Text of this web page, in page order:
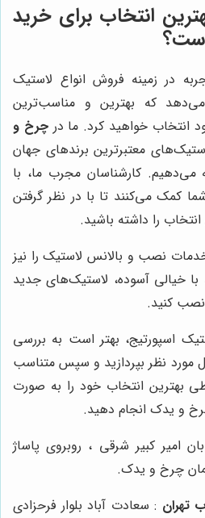
انتخاب برای خرید
در زمینه فروش انواع لاستیک
که بهترین و مناسب‌ترین
انتخاب خواهید کرد. ما درچرخ و
معتبرترین برندهای جهان
می‌دهیم. کارشناسان مجرب ما، با
کمک می‌کنند تا با در نظر گرفتن
را داشته باشید.
نصب و بالانس لاستیک را نیز
با خیالی آسوده، لاستیک‌های جدید
کنید.
اسپورتیج، بهتر است به بررسی
نظر بپردازید و سپس متناسب
بهترین انتخاب خود را به صورت
و یدک انجام دهید.
امیر کبیر شرقی ، روبروی پاساژ
تهران : سعادت آباد بلوار فرحزادی